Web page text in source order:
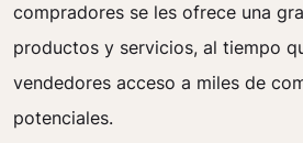
compradores se les ofrece una
productos y servicios, al tiempo
vendedores acceso a miles de
potenciales.